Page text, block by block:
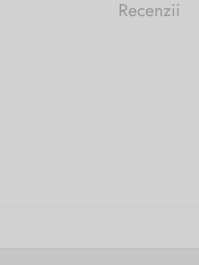
Recenzii